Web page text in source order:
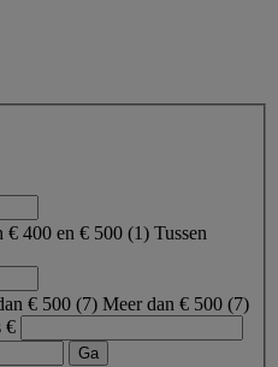
€ 400 en € 500 (1) Tussen
€ 500 (7) Meer dan € 500 (7)
€